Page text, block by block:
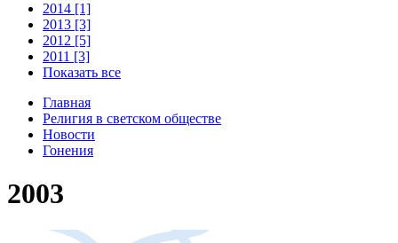
2014 [1]
2013 [3]
2012 [5]
2011 [3]
Показать все
Главная
Религия в светском обществе
Новости
Гонения
2003